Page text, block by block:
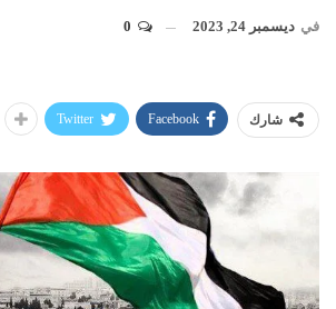
في ديسمبر 24, 2023
شارك Facebook
Twitter